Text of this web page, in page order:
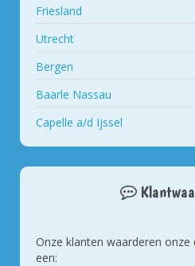
Friesland
Utrecht
Bergen
Baarle Nassau
Capelle a/d Ijssel
Onze klanten waarderen
een: